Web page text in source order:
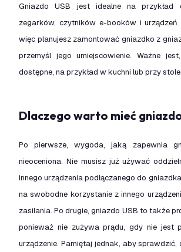
Gniazdo USB jest idealne na przykład
zegarków, czytników e-booków i urządzeń
więc planujesz zamontować gniazdko z
przemyśl jego umiejscowienie. Ważne
dostępne, na przykład w kuchni lub przy stole.
Dlaczego warto mieć
Po pierwsze, wygoda, jaką zapewnia
nieoceniona. Nie musisz już używać
innego urządzenia podłączanego do
na swobodne korzystanie z innego
zasilania. Po drugie, gniazdo USB to także
ponieważ nie zużywa prądu, gdy nie jest
urządzenie. Pamiętaj jednak, aby